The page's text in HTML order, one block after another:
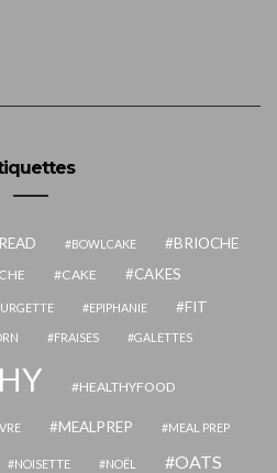
BOWLCAKE
BRIOCHE
CAKE CAKES
EPIPHANIE FIT
FRAISES GALETTES
HEALTHYFOOD
MEALPREP MEAL PREP
NOISETTE NOËL OATS